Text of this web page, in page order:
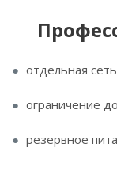
отдельная
ограничение
резервное